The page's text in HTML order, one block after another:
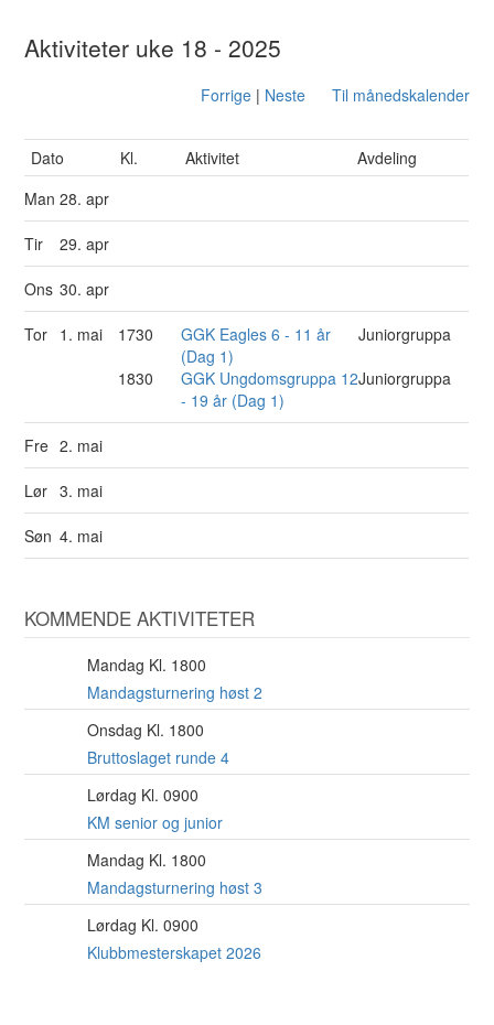
Aktiviteter uke 18 - 2025
Forrige| Neste Til månedskalender
Dato Kl. Aktivitet
Avdeling
Man28. apr
Tir 29. apr
Ons 30. apr
Tor 1. mai 1730
GGK Eagles 6 - 11 år
(Dag 1)
Juniorgruppa
1830
GGK Ungdomsgruppa 12
- 19 år (Dag 1)
Juniorgruppa
Fre 2. mai
Lør 3. mai
Søn 4. mai
KOMMENDE AKTIVITETER
Mandag Kl. 1800
Mandagsturnering høst 2
Onsdag Kl. 1800
Bruttoslaget runde 4
Lørdag Kl. 0900
KM senior og junior
Mandag Kl. 1800
Mandagsturnering høst 3
Lørdag Kl. 0900
Klubbmesterskapet 2026